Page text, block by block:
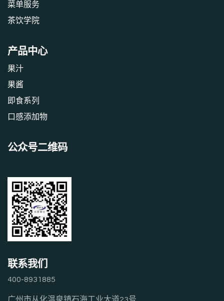
‎菜单服务‎
茶饮学院
产品中心
果汁
果酱
即食系列
口感添加物
公众号二维码
联系我们
400-8931885